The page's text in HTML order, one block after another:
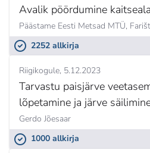
Avalik pöördumine
Päästame Eesti Metsad MTÜ,
2252 allkirja
Riigikogule 5.12.2023
Tarvastu paisjärve
lõpetamine ja järve
Gerdo Jõesaar
1000 allkirja